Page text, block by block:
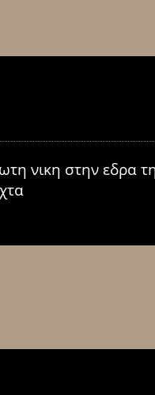
νικη στην εδρα